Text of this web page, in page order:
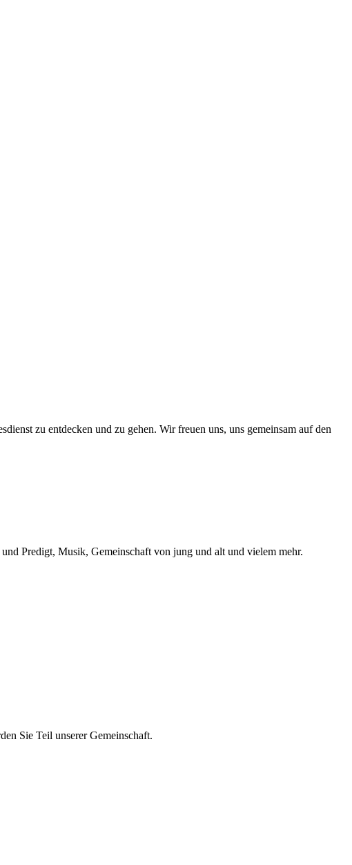
zu entdecken und zu gehen. Wir freuen uns, uns gemeinsam auf den
Predigt, Musik, Gemeinschaft von jung und alt und vielem mehr.
Sie Teil unserer Gemeinschaft.